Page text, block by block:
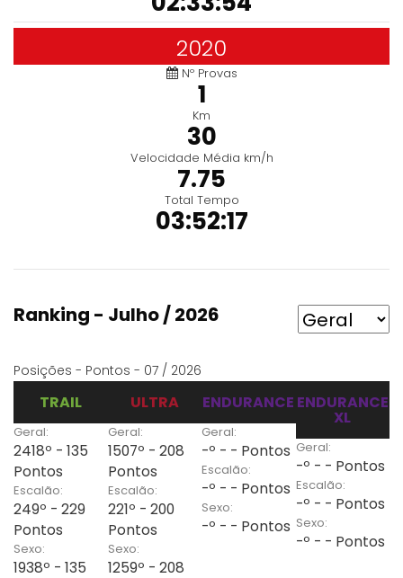
2020
Nº Provas
1
Km
30
Velocidade Média km/h
7.75
Total Tempo
03:52:17
Ranking - Julho / 2026
Posições - Pontos - 07 / 2026
TRAIL
Geral:
2418º - 135
Pontos
Escalão:
249º - 229
Pontos
Sexo:
1938º - 135
ULTRA
Geral:
1507º - 208
Pontos
Escalão:
221º - 200
Pontos
Sexo:
1259º - 208
ENDURANCE
Geral:
-º - - Pontos
Escalão:
-º - - Pontos
Sexo:
-º - - Pontos
ENDURANCE
XL
Geral:
-º - - Pontos
Escalão:
-º - - Pontos
Sexo:
-º - - Pontos